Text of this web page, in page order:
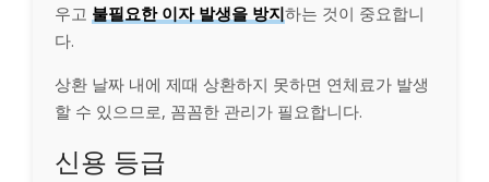
우고 불필요한 이자 발생을 방지하는 것이 중요합니
다.
상환 날짜 내에 제때 상환하지 못하면 연체료가 발생
할 수 있으므로, 꼼꼼한 관리가 필요합니다.
신용 등급